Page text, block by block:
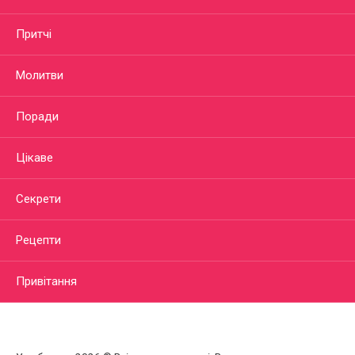
Притчі
Молитви
Поради
Цікаве
Секрети
Рецепти
Привітання